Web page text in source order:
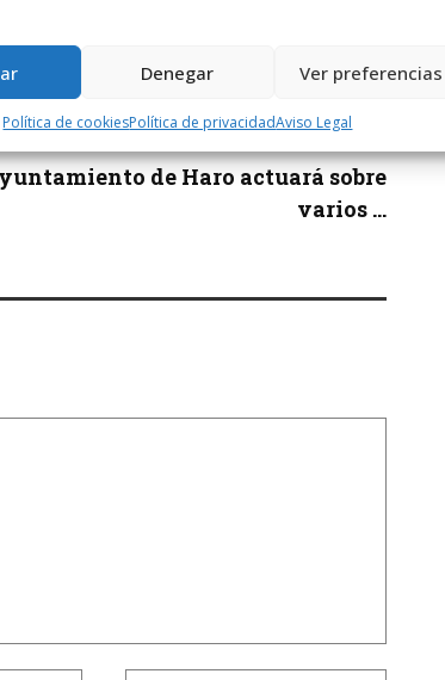
Denegar Ver preferencias
Política de cookiesPolítica de privacidadAviso Legal
Siguiente noticia
de Haro actuará sobre
varios ...